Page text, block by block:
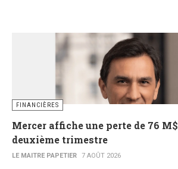
FINANCIÈRES
Mercer affiche une perte de 76
deuxième trimestre
LE MAITRE PAPETIER 7 AOÛT 2026